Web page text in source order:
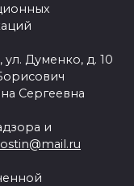
Думенко, д. 10
Сергеевна
и